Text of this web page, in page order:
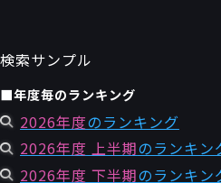
検索サンプル
■年度毎のランキング
2026年度のランキング
2026年度 上半期のランキン
2026年度 下半期のランキン